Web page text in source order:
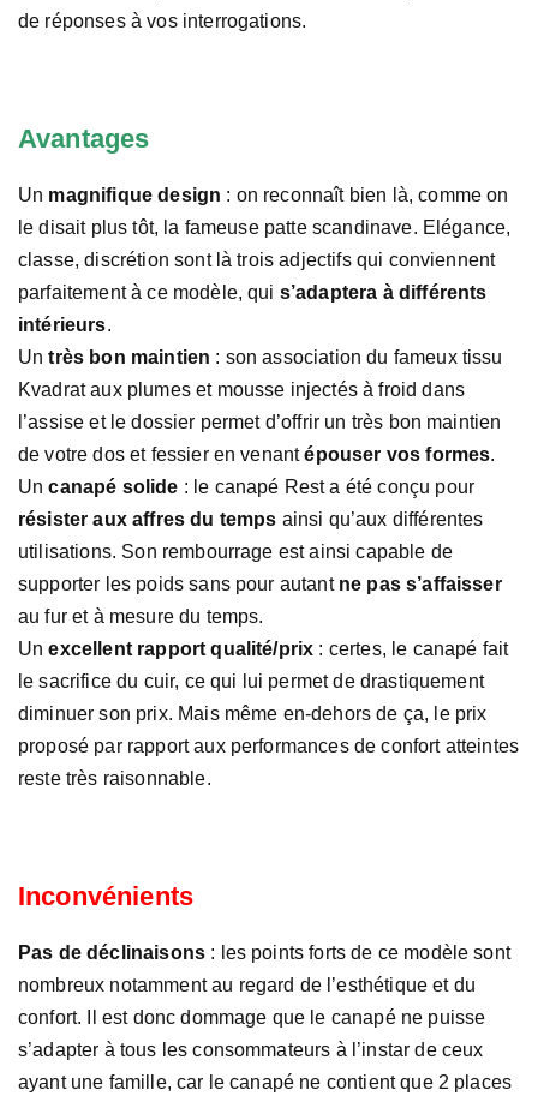
de réponses à vos interrogations.
Avantages
Un magnifique design : on reconnaît bien là, comme on
le disait plus tôt, la fameuse patte scandinave. Elégance,
classe, discrétion sont là trois adjectifs qui conviennent
parfaitement à ce modèle, qui s’adaptera à différents
intérieurs.
Untrès bon maintien : son association du fameux tissu
Kvadrat aux plumes et mousse injectés à froid dans
l’assise et le dossier permet d’offrir un très bon maintien
de votre dos et fessier en venantépouser vos formes.
Uncanapé solide : le canapé Rest a été conçu pour
résister aux affres du temps ainsi qu’aux différentes
utilisations. Son rembourrage est ainsi capable de
supporter les poids sans pour autant ne pas s’affaisser
au fur et à mesure du temps.
Unexcellent rapport qualité/prix : certes, le canapé fait
le sacrifice du cuir, ce qui lui permet de drastiquement
diminuer son prix. Mais même en-dehors de ça, le prix
proposé par rapport aux performances de confort atteintes
reste très raisonnable.
Inconvénients
Pas de déclinaisons : les points forts de ce modèle sont
nombreux notamment au regard de l’esthétique et du
confort. Il est donc dommage que le canapé ne puisse
s’adapter à tous les consommateurs à l’instar de ceux
ayant une famille, car le canapé ne contient que 2 places